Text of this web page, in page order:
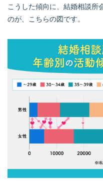
こうした傾向に、結婚相談所
のが、こちらの図です。